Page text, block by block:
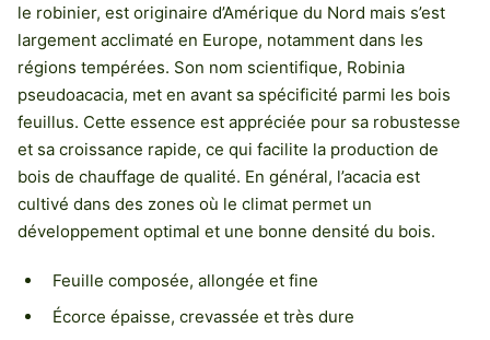
le robinier, est originaire d’Amérique du Nord mais s’est
largement acclimaté en Europe, notamment dans les
régions tempérées. Son nom scientifique, Robinia
pseudoacacia, met en avant sa spécificité parmi les bois
feuillus. Cette essence est appréciée pour sa robustesse
et sa croissance rapide, ce qui facilite la production de
bois de chauffage de qualité. En général, l’acacia est
cultivé dans des zones où le climat permet un
développement optimal et une bonne densité du bois.
Feuille composée, allongée et fine
Écorce épaisse, crevassée et très dure